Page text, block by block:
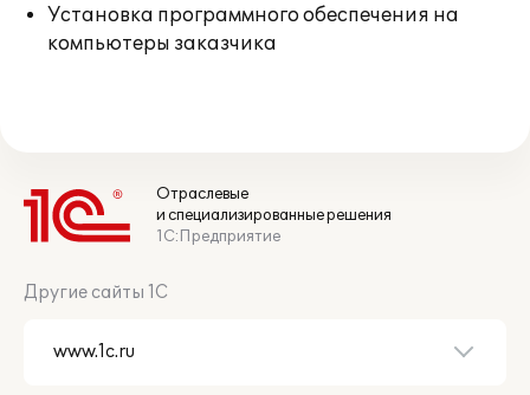
Установка программного обеспечения на
компьютеры заказчика
Отраслевые
и специализированные решения
1С:Предприятие
Другие сайты 1С